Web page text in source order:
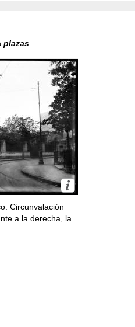
plazas
Circunvalación
a la derecha, la